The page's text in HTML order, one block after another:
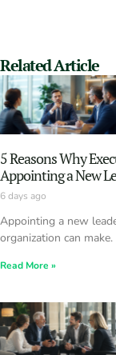
Related Article
5 Reasons Why
Appointing a New
6 days ago
Appointing a new
organization can make.
Read More »